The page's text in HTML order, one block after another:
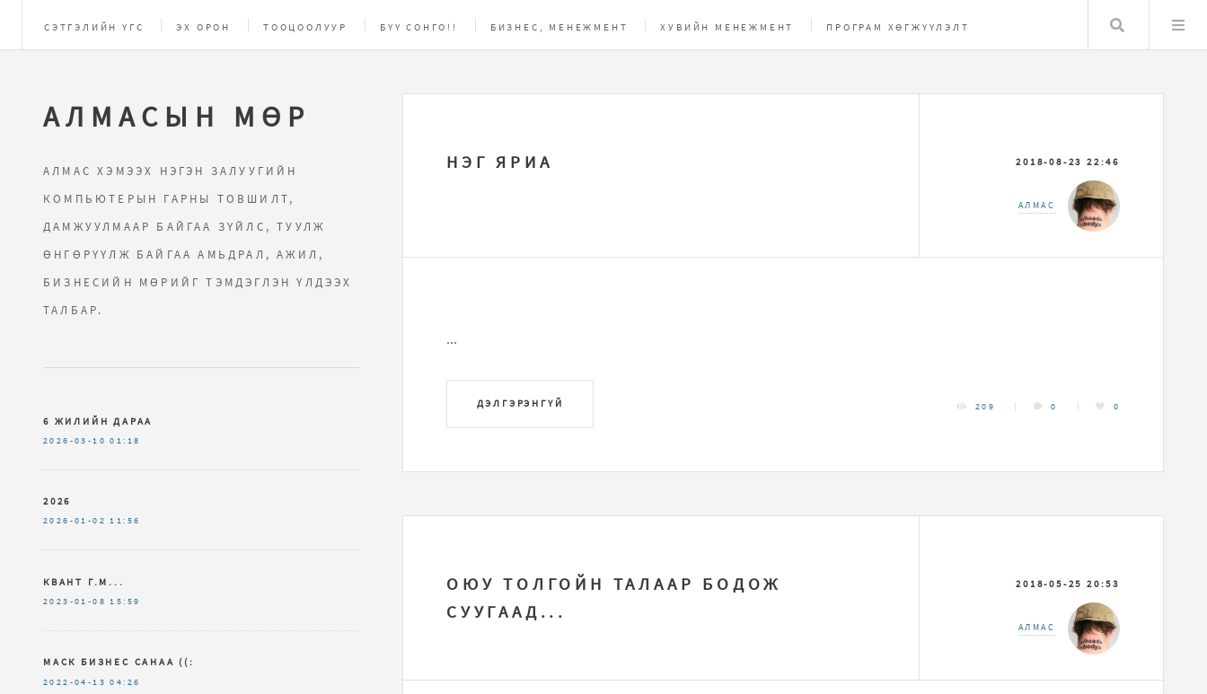
СЭТГЭЛИЙН ҮГС ЭХ ОРОН ТООЦООЛУУР БҮҮ СОНГО!! БИЗНЕС, МЕНЕЖМЕНТ ХУВИЙН МЕНЕЖМЕНТ ПРОГРАМ ХӨГЖҮҮЛЭЛТ Хайлт
НЭГ ЯРИА 2018-08-23 22:46
АЛМАС
...
ДЭЛГЭРЭНГҮЙ 209 0 0
ОЮУ ТОЛГОЙН ТАЛААР БОДОЖ
СУУГААД...
2018-05-25 20:53
АЛМАС
АЛМАСЫН МӨР
АЛМАС ХЭМЭЭХ НЭГЭН ЗАЛУУГИЙН
КОМПЬЮТЕРЫН ГАРНЫ ТОВШИЛТ,
ДАМЖУУЛМААР БАЙГАА ЗҮЙЛС, ТУУЛЖ
ӨНГӨРҮҮЛЖ БАЙГАА АМЬДРАЛ, АЖИЛ,
БИЗНЕСИЙН МӨРИЙГ ТЭМДЭГЛЭН ҮЛДЭЭХ
ТАЛБАР.
6 ЖИЛИЙН ДАРАА
2026-03-10 01:18
2026
2026-01-02 11:56
КВАНТ Г.М...
2023-01-08 15:59
МАСК БИЗНЕС САНАА ((:
2022-04-13 04:26